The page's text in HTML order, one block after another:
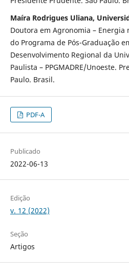
Maíra Rodrigues Uliana,
Doutora em Agronomia –
do Programa de Pós-Graduação
Desenvolvimento Regional da
Paulista – PPGMADRE/Unoeste.
Paulo. Brasil.
PDF-A
Publicado
2022-06-13
Edição
v. 12 (2022)
Seção
Artigos